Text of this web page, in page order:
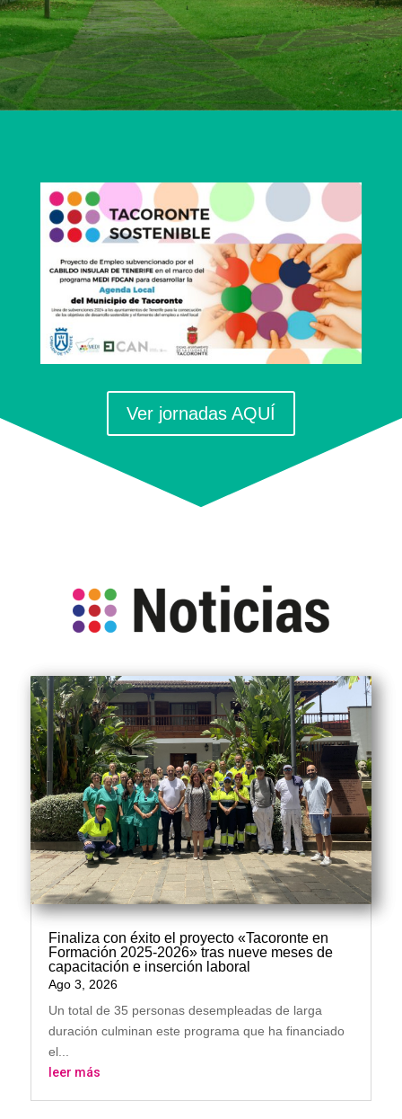
Ver jornadas AQUÍ
Finaliza con éxito el proyecto «Tacoronte en
Formación 2025-2026» tras nueve meses de
capacitación e inserción laboral
Ago 3, 2026
Un total de 35 personas desempleadas de larga
duración culminan este programa que ha financiado
el...
leer más